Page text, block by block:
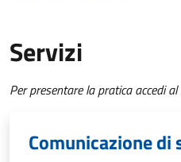
Servizi
Per presentare la pratica accedi
Comunicazione di